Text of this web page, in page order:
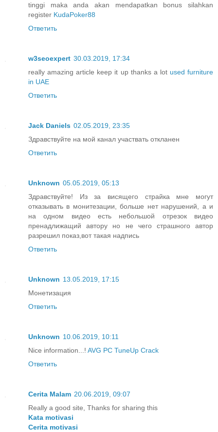
tinggi maka anda akan mendapatkan bonus silahkan
register KudaPoker88
Ответить
w3seoexpert 30.03.2019, 17:34
really amazing article keep it up thanks a lot used furniture
in UAE
Ответить
Jack Daniels 02.05.2019, 23:35
Здравствуйте на мой канал участвать откланен
Ответить
Unknown 05.05.2019, 05:13
Здравствуйте! Из за висящего страйка мне могут
отказывать в монитезации, больше нет нарушений, а и
на одном видео есть небольшой отрезок видео
пренадлижащий автору но не чего страшного автор
разрешил показ,вот такая надпись
Ответить
Unknown 13.05.2019, 17:15
Монетизация
Ответить
Unknown 10.06.2019, 10:11
Nice information...! AVG PC TuneUp Crack
Ответить
Cerita Malam 20.06.2019, 09:07
Really a good site, Thanks for sharing this
Kata motivasi
Cerita motivasi